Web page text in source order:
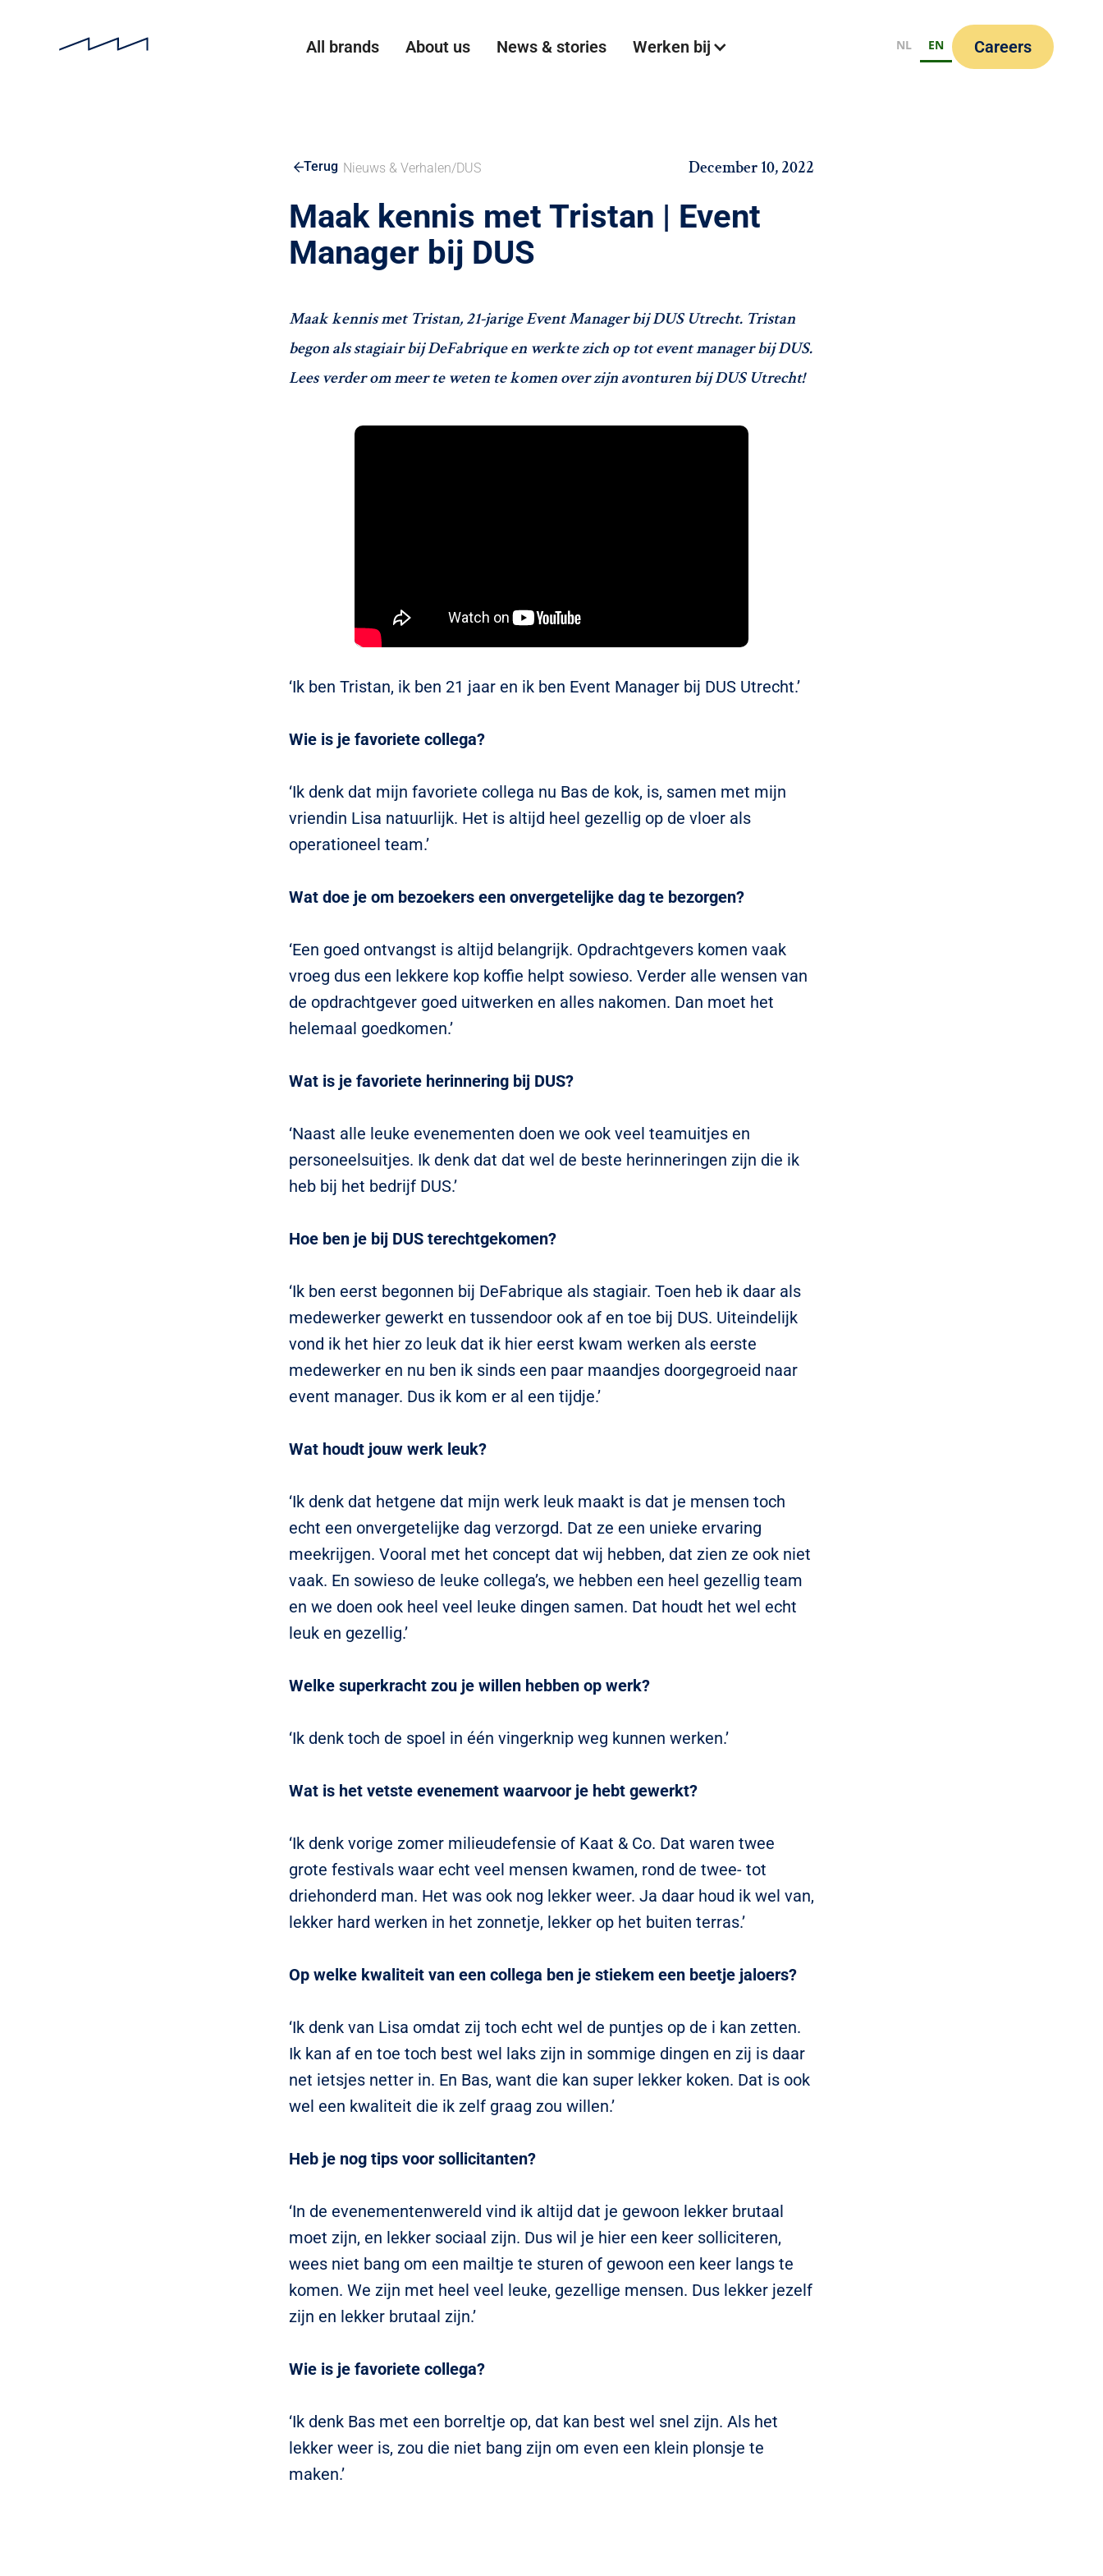
All brands About us News & stories Werken bij NL EN Careers
Terug Nieuws & Verhalen/DUS December 10, 2022
Maak kennis met Tristan | Event
Manager bij DUS
Maak kennis met Tristan, 21-jarige Event Manager bij DUS Utrecht. Tristan
begon als stagiair bij DeFabrique en werkte zich op tot event manager bij DUS.
Lees verder om meer te weten te komen over zijn avonturen bij DUS Utrecht!
‘Ik ben Tristan, ik ben 21 jaar en ik ben Event Manager bij DUS Utrecht.’
Wie is je favoriete collega?
‘Ik denk dat mijn favoriete collega nu Bas de kok, is, samen met mijn
vriendin Lisa natuurlijk. Het is altijd heel gezellig op de vloer als
operationeel team.’
Wat doe je om bezoekers een onvergetelijke dag te bezorgen?
‘Een goed ontvangst is altijd belangrijk. Opdrachtgevers komen vaak
vroeg dus een lekkere kop koffie helpt sowieso. Verder alle wensen van
de opdrachtgever goed uitwerken en alles nakomen. Dan moet het
helemaal goedkomen.’
Wat is je favoriete herinnering bij DUS?
‘Naast alle leuke evenementen doen we ook veel teamuitjes en
personeelsuitjes. Ik denk dat dat wel de beste herinneringen zijn die ik
heb bij het bedrijf DUS.’
Hoe ben je bij DUS terechtgekomen?
‘Ik ben eerst begonnen bij DeFabrique als stagiair. Toen heb ik daar als
medewerker gewerkt en tussendoor ook af en toe bij DUS. Uiteindelijk
vond ik het hier zo leuk dat ik hier eerst kwam werken als eerste
medewerker en nu ben ik sinds een paar maandjes doorgegroeid naar
event manager. Dus ik kom er al een tijdje.’
Wat houdt jouw werk leuk?
‘Ik denk dat hetgene dat mijn werk leuk maakt is dat je mensen toch
echt een onvergetelijke dag verzorgd. Dat ze een unieke ervaring
meekrijgen. Vooral met het concept dat wij hebben, dat zien ze ook niet
vaak. En sowieso de leuke collega’s, we hebben een heel gezellig team
en we doen ook heel veel leuke dingen samen. Dat houdt het wel echt
leuk en gezellig.’
Welke superkracht zou je willen hebben op werk?
‘Ik denk toch de spoel in één vingerknip weg kunnen werken.’
Wat is het vetste evenement waarvoor je hebt gewerkt?
‘Ik denk vorige zomer milieudefensie of Kaat & Co. Dat waren twee
grote festivals waar echt veel mensen kwamen, rond de twee- tot
driehonderd man. Het was ook nog lekker weer. Ja daar houd ik wel van,
lekker hard werken in het zonnetje, lekker op het buiten terras.’
Op welke kwaliteit van een collega ben je stiekem een beetje jaloers?
‘Ik denk van Lisa omdat zij toch echt wel de puntjes op de i kan zetten.
Ik kan af en toe toch best wel laks zijn in sommige dingen en zij is daar
net ietsjes netter in. En Bas, want die kan super lekker koken. Dat is ook
wel een kwaliteit die ik zelf graag zou willen.’
Heb je nog tips voor sollicitanten?
‘In de evenementenwereld vind ik altijd dat je gewoon lekker brutaal
moet zijn, en lekker sociaal zijn. Dus wil je hier een keer solliciteren,
wees niet bang om een mailtje te sturen of gewoon een keer langs te
komen. We zijn met heel veel leuke, gezellige mensen. Dus lekker jezelf
zijn en lekker brutaal zijn.’
Wie is je favoriete collega?
‘Ik denk Bas met een borreltje op, dat kan best wel snel zijn. Als het
lekker weer is, zou die niet bang zijn om even een klein plonsje te
maken.’